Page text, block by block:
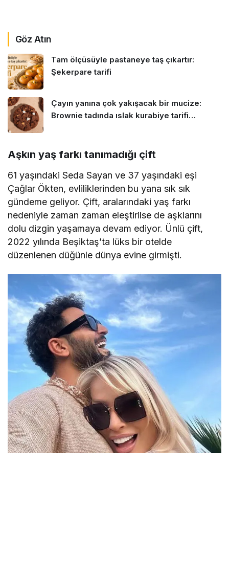
Göz Atın
Tam ölçüsüyle pastaneye taş çıkartır:
Şekerpare tarifi
Çayın yanına çok yakışacak bir mucize:
Brownie tadında ıslak kurabiye tarifi…
Aşkın yaş farkı tanımadığı çift
61 yaşındaki Seda Sayan ve 37 yaşındaki eşi
Çağlar Ökten, evliliklerinden bu yana sık sık
gündeme geliyor. Çift, aralarındaki yaş farkı
nedeniyle zaman zaman eleştirilse de aşklarını
dolu dizgin yaşamaya devam ediyor. Ünlü çift,
2022 yılında Beşiktaş’ta lüks bir otelde
düzenlenen düğünle dünya evine girmişti.